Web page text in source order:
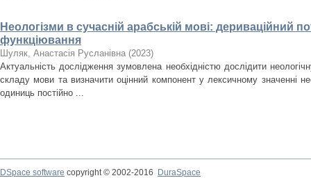
Неологізми в сучасній арабській мові: дериваційний
функціювання
Шуляк, Анастасія Русланівна (2023)
Актуальність дослідження зумовлена необхідністю дослідити
складу мови та визначити оцінний компонент у лексичному значенні
одиниць постійно ...
DSpace software copyright © 2002-2016
DuraSpace